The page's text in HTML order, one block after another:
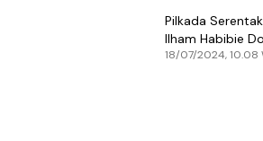
Pilkada
Ilham Habibie
di Jawa Barat
18/07/2024, 10.08